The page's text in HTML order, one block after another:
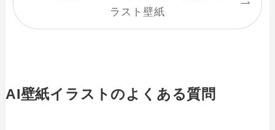
ラスト壁紙
AI壁紙イラストのよくある質問